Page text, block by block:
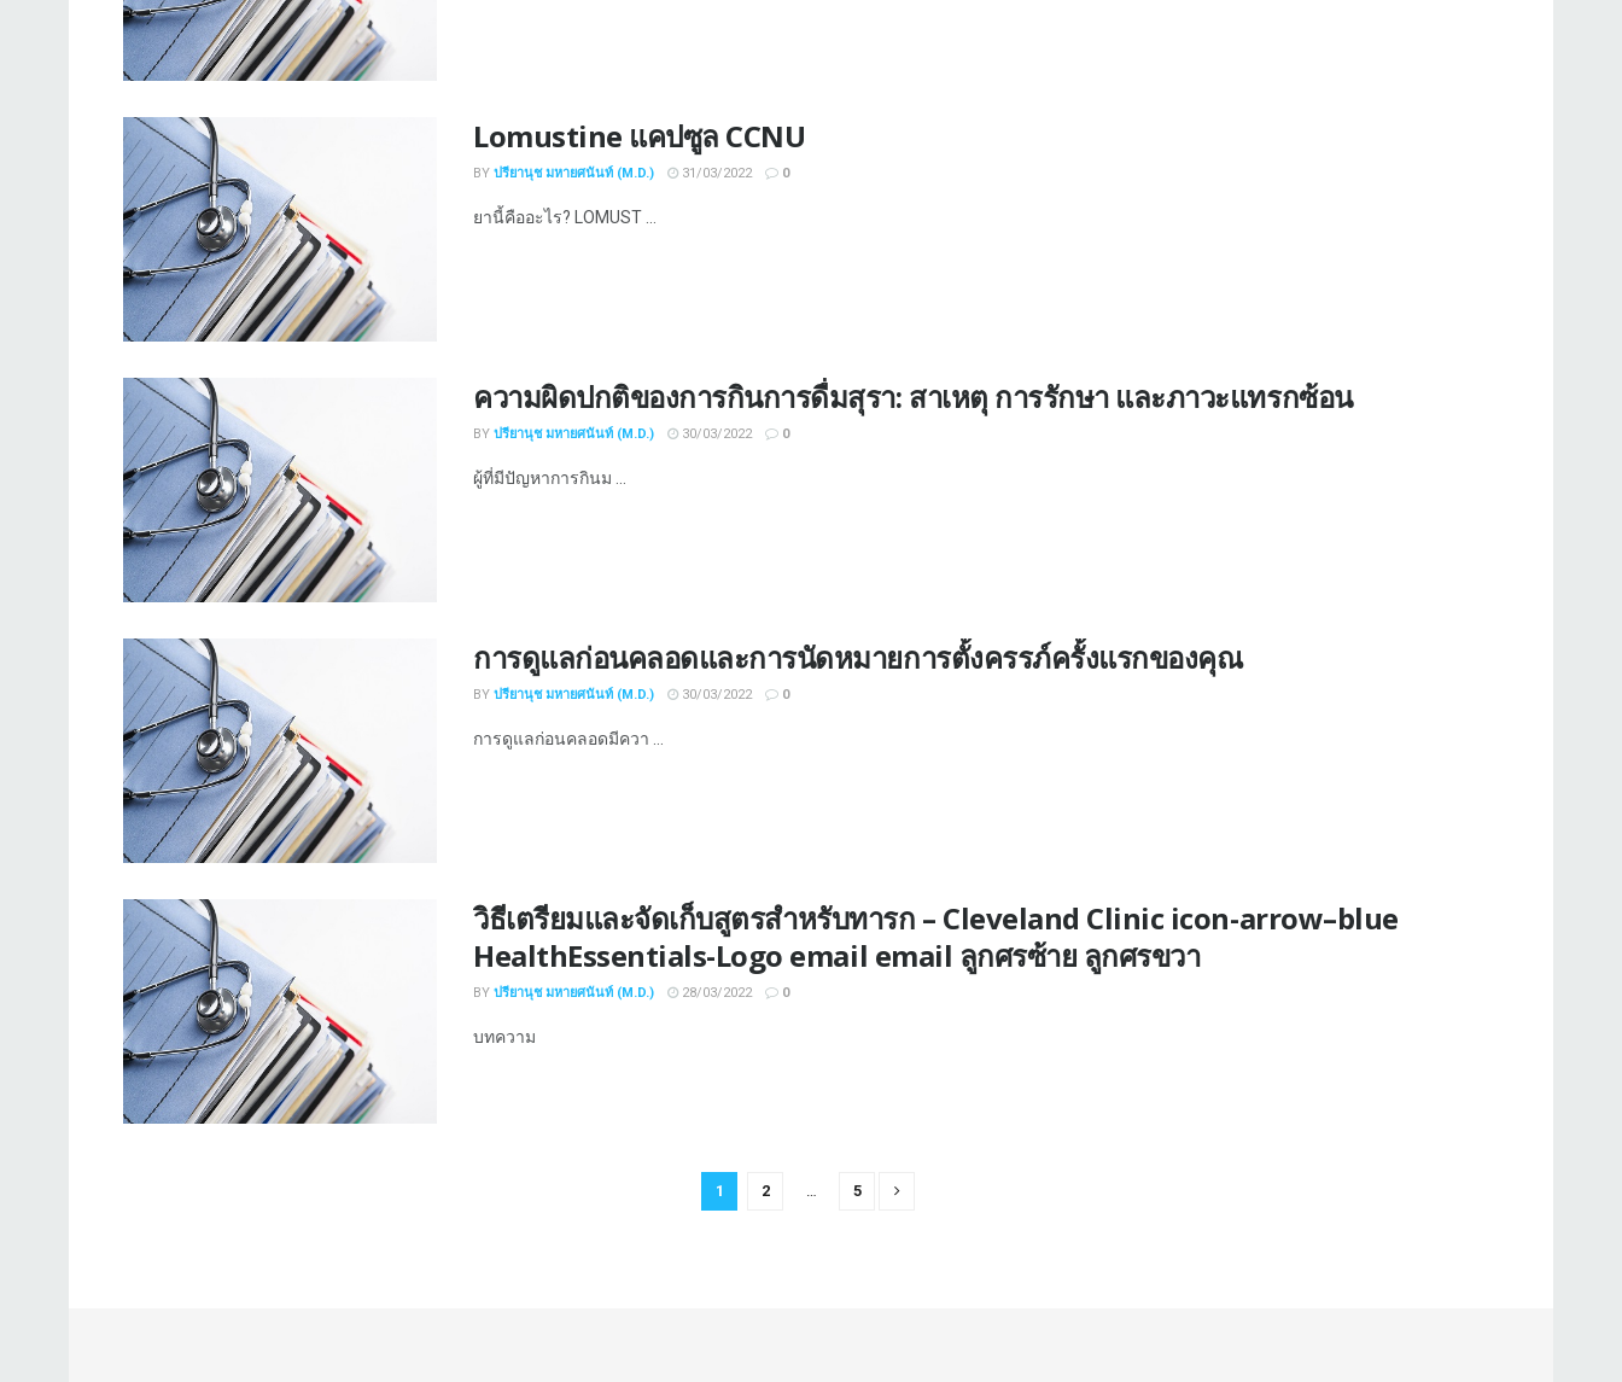
Lomustine แคปซูล CCNU
BY ปรียานุช มหายศนันท์ (M.D.) 31/03/2022 0
ยานี้คืออะไร? LOMUST ...
ความผิดปกติของการกินการดื่มสุรา: สาเหตุ การรักษา และภาวะแทรกซ้อน
BY ปรียานุช มหายศนันท์ (M.D.) 30/03/2022 0
ผู้ที่มีปัญหาการกินม ...
การดูแลก่อนคลอดและการนัดหมายการตั้งครรภ์ครั้งแรกของคุณ
BY ปรียานุช มหายศนันท์ (M.D.) 30/03/2022 0
การดูแลก่อนคลอดมีควา ...
วิธีเตรียมและจัดเก็บสูตรสำหรับทารก – Cleveland Clinic icon-arrow–blue
HealthEssentials-Logo email email ลูกศรซ้าย ลูกศรขวา
BY ปรียานุช มหายศนันท์ (M.D.) 28/03/2022 0
บทความ
1 2 5